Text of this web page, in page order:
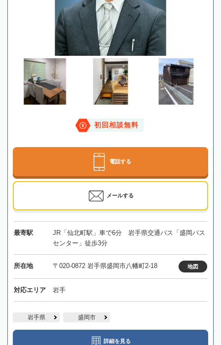
初回相談無料
電話する
メールする
最寄駅
JR「仙北町駅」車で6分 岩手県交通バス「盛岡バス
センター」徒歩3分
所在地 〒020-0872 岩手県盛岡市八幡町2-18 地図
対応エリア 岩手
岩手県 盛岡市
詳細を見る